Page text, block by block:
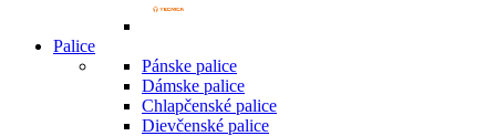
Palice
Pánske palice
Dámske palice
Chlapčenské palice
Dievčenské palice